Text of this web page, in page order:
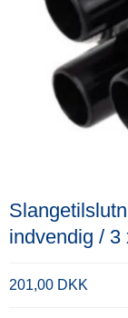
indvendig / 3
201,00 DKK